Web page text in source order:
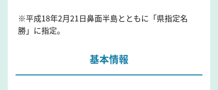
※平成18年2月21日鼻面半島とともに「県指定名
勝」に指定。
基本情報